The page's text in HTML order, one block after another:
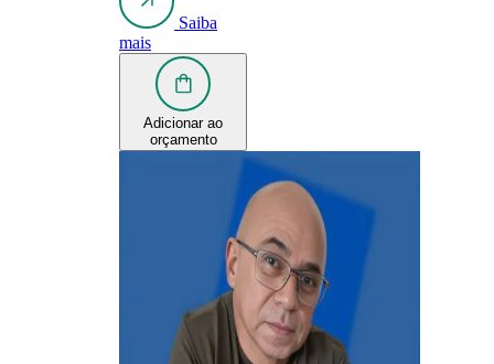
Saiba
mais
Adicionar ao
orçamento